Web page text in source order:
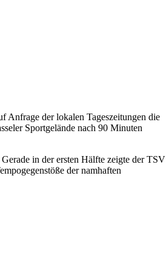
Anfrage der lokalen Tageszeitungen die
Sportgelände nach 90 Minuten
in der ersten Hälfte zeigte der TSV
der namhaften